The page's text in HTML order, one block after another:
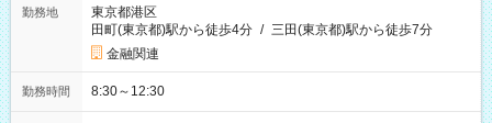
勤務地
東京都港区
田町(東京都)駅から徒歩4分 / 三田(東京都)駅から徒歩7分
金融関連
勤務時間 8:30～12:30